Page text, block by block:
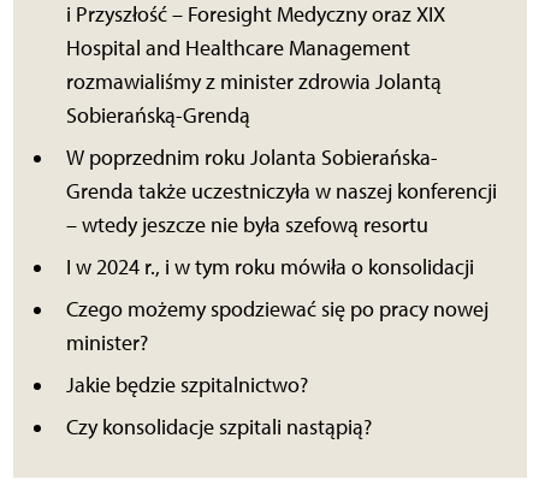
i Przyszłość – Foresight Medyczny oraz XIX
Hospital and Healthcare Management
rozmawialiśmy z minister zdrowia Jolantą
Sobierańską-Grendą
W poprzednim roku Jolanta Sobierańska-
Grenda także uczestniczyła w naszej konferencji
– wtedy jeszcze nie była szefową resortu
I w 2024 r., i w tym roku mówiła o konsolidacji
Czego możemy spodziewać się po pracy nowej
minister?
Jakie będzie szpitalnictwo?
Czy konsolidacje szpitali nastąpią?